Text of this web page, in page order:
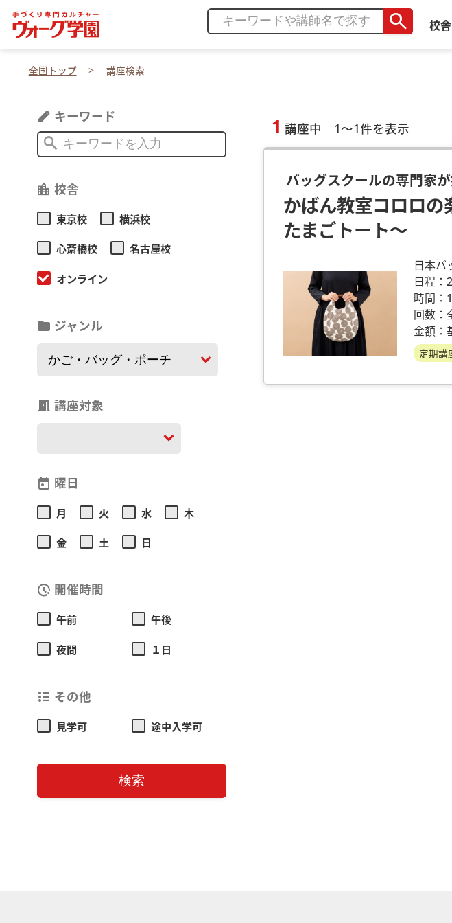
search 校
全国トップ 講座検索
edit キーワード
search
location_city 校舎
東京校 横浜校
心斎橋校 名古屋校
オンライン
folder ジャンル
meeting_room 講座対象
today 曜日
月 火 水 木
金 土 日
pace 開催時間
午前 午後
夜間 １日
format_list_bulleted その他
見学可 途中入学可
検索
1 講座中 1～1件を表示
バッグスクールの専門家
かばん教室コロロ
たまごトート～
日本バ
日程：
時間：
回数：
金額：
定期講